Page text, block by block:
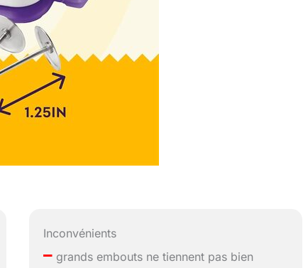
Inconvénients
– grands embouts ne tiennent pas bien